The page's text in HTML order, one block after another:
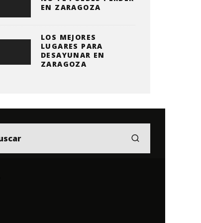
EN ZARAGOZA
LOS MEJORES
LUGARES PARA
DESAYUNAR EN
ZARAGOZA